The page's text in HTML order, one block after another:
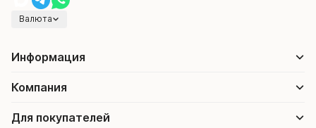
Валюта
Информация
Компания
Для покупателей